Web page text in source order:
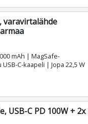
varavirtalähde
mAh | MagSafe-
C-kaapeli | Jopa 22,5 W
USB-C PD 100W + 2x